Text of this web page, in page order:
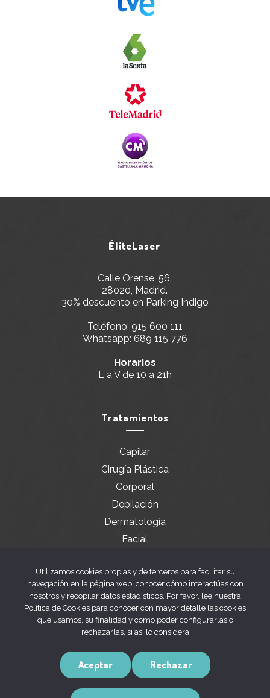
ÉliteLaser
Calle Orense, 56.
28020, Madrid.
30% descuento en Parking Indigo
Teléfono: 915 600 111
Whatsapp: 689 115 776
Horarios
L a V de 10 a 21h
Tratamientos
Capilar
Cirugía Plástica
Corporal
Depilación
Dermatología
Facial
Aviso legal
Política de privacidad
Política de cookies
Utilizamos cookies propias y de terceros para facilitar su
navegación en la página web, conocer cómo interactúas con
nosotros y recopilar datos estadísticos. Por favor, lee nuestra
Política de Cookies para conocer con mayor detalle las cookies
que usamos, su finalidad y como poder configurarlas o
rechazarlas, si así lo considera
Aceptar Rechazar